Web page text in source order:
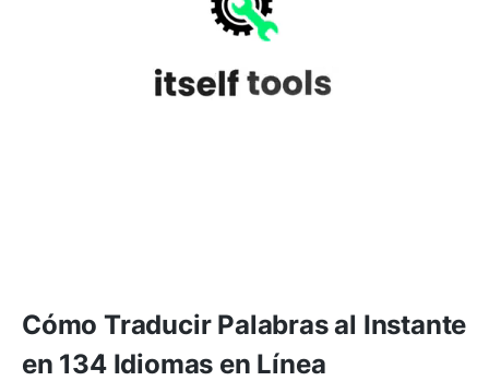
Cómo Traducir Palabras al Instante
en 134 Idiomas en Línea